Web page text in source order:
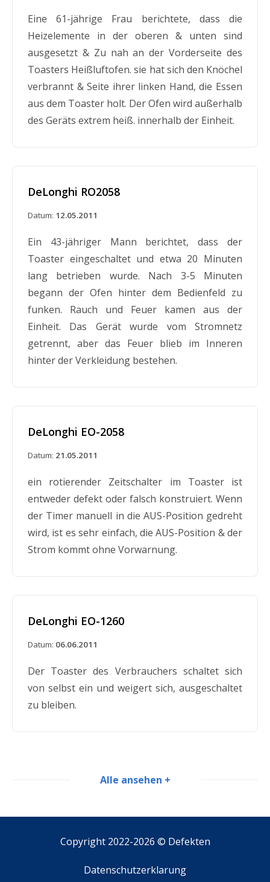
Eine 61-jährige Frau berichtete, dass die
Heizelemente in der oberen & unten sind
ausgesetzt & Zu nah an der Vorderseite des
Toasters Heißluftofen. sie hat sich den Knöchel
verbrannt & Seite ihrer linken Hand, die Essen
aus dem Toaster holt. Der Ofen wird außerhalb
des Geräts extrem heiß. innerhalb der Einheit.
DeLonghi RO2058
Datum: 12.05.2011
Ein 43-jähriger Mann berichtet, dass der
Toaster eingeschaltet und etwa 20 Minuten
lang betrieben wurde. Nach 3-5 Minuten
begann der Ofen hinter dem Bedienfeld zu
funken. Rauch und Feuer kamen aus der
Einheit. Das Gerät wurde vom Stromnetz
getrennt, aber das Feuer blieb im Inneren
hinter der Verkleidung bestehen.
DeLonghi EO-2058
Datum: 21.05.2011
ein rotierender Zeitschalter im Toaster ist
entweder defekt oder falsch konstruiert. Wenn
der Timer manuell in die AUS-Position gedreht
wird, ist es sehr einfach, die AUS-Position & der
Strom kommt ohne Vorwarnung.
DeLonghi EO-1260
Datum: 06.06.2011
Der Toaster des Verbrauchers schaltet sich
von selbst ein und weigert sich, ausgeschaltet
zu bleiben.
DeLonghi DO-420
jährige Mann erlitt leichte Verbrennungen. Er
neuen fiel der Griff ab.
Alle ansehen +
Copyright 2022-2026 © Defekten
Datenschutzerklarung